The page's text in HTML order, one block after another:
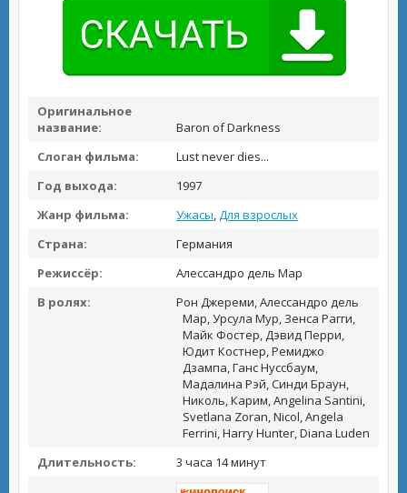
Оригинальное
название:
Baron of Darkness
Слоган фильма:
Lust never dies...
Год выхода:
1997
Жанр фильма:
Ужасы,Для взрослых
Страна:
Германия
Режиссёр:
Алессандро дель Мар
В ролях:
Рон Джереми, Алессандро дель
Мар, Урсула Мур, Зенса Рагги,
Майк Фостер, Дэвид Перри,
Юдит Костнер, Ремиджо
Дзампа, Ганс Нуссбаум,
Мадалина Рэй, Синди Браун,
Николь, Карим, Angelina Santini,
Svetlana Zoran, Nicol, Angela
Ferrini, Harry Hunter, Diana Luden
Длительность:
3 часа 14 минут